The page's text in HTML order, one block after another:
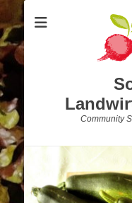
Community